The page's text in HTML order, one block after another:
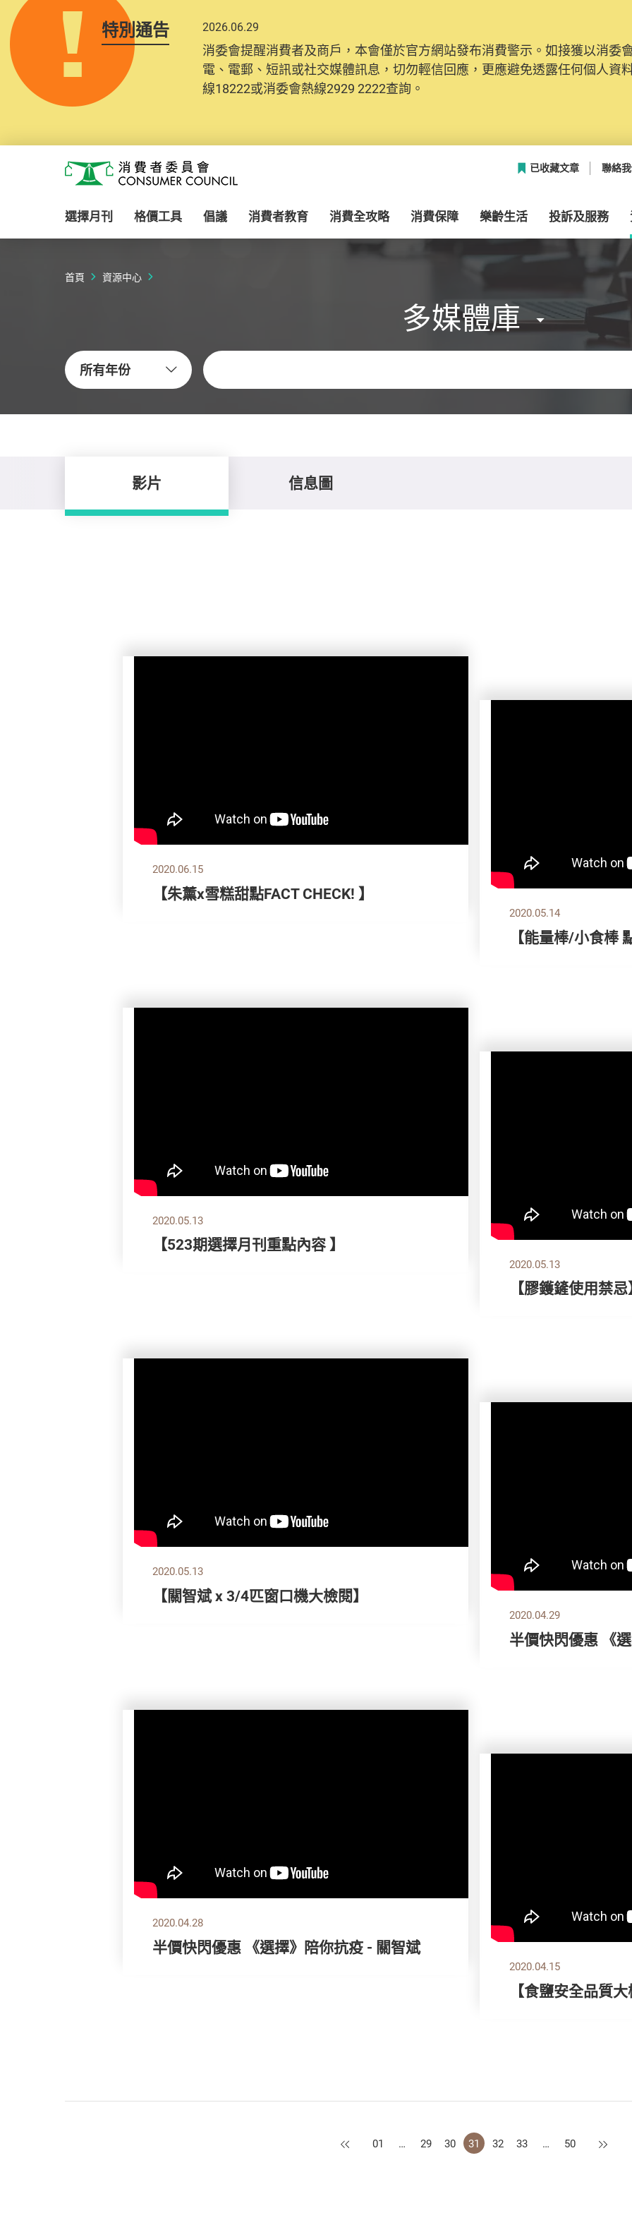
特別通告 2026.06.29
消委會提醒消費者及商戶，本會僅於官方網站發布消費警示。如接獲以消委
電、電郵、短訊或社交媒體訊息，切勿輕信回應，更應避免透露任何個人資
線18222或消委會熱線2929 2222查詢。
2025.10.31
為提升使用者體驗及網絡安全，本會的投訴處理系統已經進行升級及推出
消費者需要提供基本聯絡資料（包括姓名、電郵及電話）註冊帳戶，才可提
紀錄將清晰整合於帳戶中，方便日後作出跟進。
消費者委員會
已收藏文章 聯絡
選擇月刊 格價工具 倡議 消費者教育 消費全攻略 消費保障 樂齡生活 投訴及服務
首頁 資源中心
多媒體庫
所有年份
關鍵字
影片 信息圖
2020.06.15
【朱薰x雪糕甜點FACT CHECK! 】
2020.05.14
【能量棒/小食棒
2020.05.13
【523期選擇月刊重點內容 】
2020.05.13
【膠鑊鏟使用禁
2020.05.13
【關智斌 x 3/4匹窗口機大檢閱】
2020.04.29
半價快閃優惠 《
2020.04.28
半價快閃優惠 《選擇》陪你抗疫 - 關智斌
2020.04.15
【食鹽安全品質
上一頁
01 … 29 30 31 32 33 … 50 下一頁